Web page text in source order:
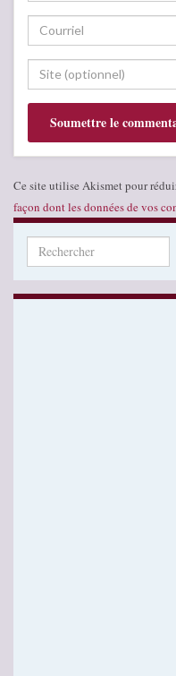
Ce site utilise Akismet pour
façon dont les données de vos
Search for: